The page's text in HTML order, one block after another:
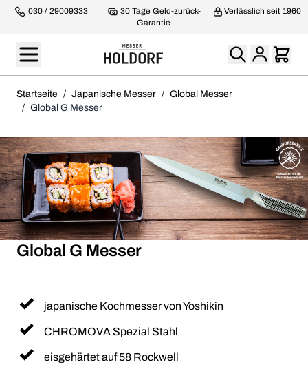
030 / 29009333
30 Tage Geld-zurück-
Garantie
Verlässlich seit 1960
Startseite / Japanische Messer / Global Messer
/ Global G Messer
Global G Messer
japanische Kochmesser von Yoshikin
CHROMOVA Spezial Stahl
eisgehärtet auf 58 Rockwell